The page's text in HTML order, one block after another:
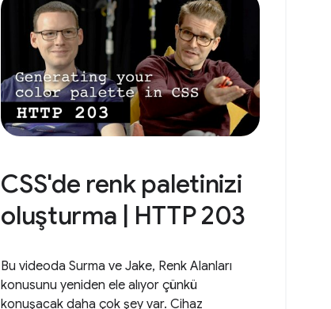
CSS'de renk paletinizi
oluşturma | HTTP 203
Bu videoda Surma ve Jake, Renk Alanları
konusunu yeniden ele alıyor çünkü
konuşacak daha çok şey var. Cihaz